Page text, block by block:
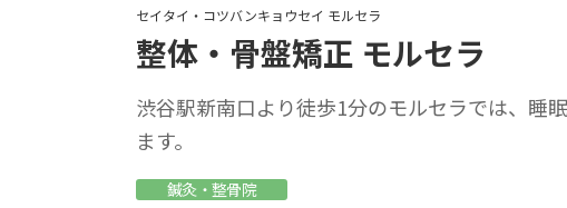
セイタイ・コツバンキョウセイ モルセラ
整体・骨盤矯正 モルセラ
渋谷駅新南口より徒歩1分のモルセラでは、睡
ます。
鍼灸・整骨院